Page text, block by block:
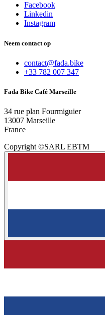
Facebook
Linkedin
Instagram
Neem contact op
contact@fada.bike
+33 782 007 347
Fada Bike Café Marseille
34 rue plan Fourmiguier
13007 Marseille
France
Copyright ©SARL EBTM